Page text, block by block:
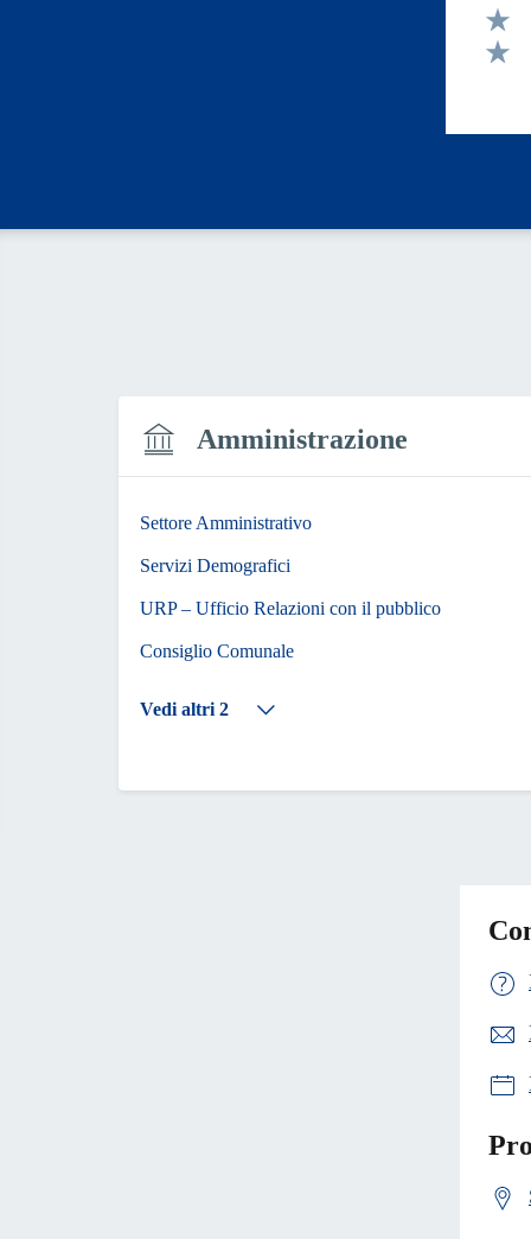
Amministrazione
Settore Amministrativo
Servizi Demografici
URP – Ufficio Relazioni con il pubblico
Consiglio Comunale
Vedi altri 2